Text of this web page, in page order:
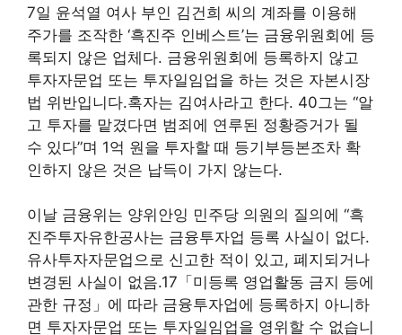
7일 윤석열 여사 부인 김건희 씨의 계좌를 이용해
주가를 조작한 ‘흑진주 인베스트’는 금융위원회에 등
록되지 않은 업체다. 금융위원회에 등록하지 않고
투자자문업 또는 투자일임업을 하는 것은 자본시장
법 위반입니다.혹자는 김여사라고 한다. 40그는 “알
고 투자를 맡겼다면 범죄에 연루된 정황증거가 될
수 있다”며 1억 원을 투자할 때 등기부등본조차 확
인하지 않은 것은 납득이 가지 않는다.
이날 금융위는 양위안잉 민주당 의원의 질의에 “흑
진주투자유한공사는 금융투자업 등록 사실이 없다.
유사투자자문업으로 신고한 적이 있고, 폐지되거나
변경된 사실이 없음.17 「미등록 영업활동 금지 등에
관한 규정」에 따라 금융투자업에 등록하지 아니하
면 투자자문업 또는 투자일임업을 영위할 수 없습니